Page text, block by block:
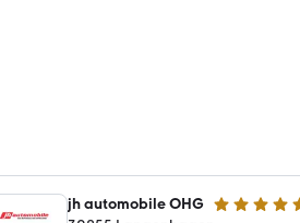
jh automobile OHG 4.9 Sterne